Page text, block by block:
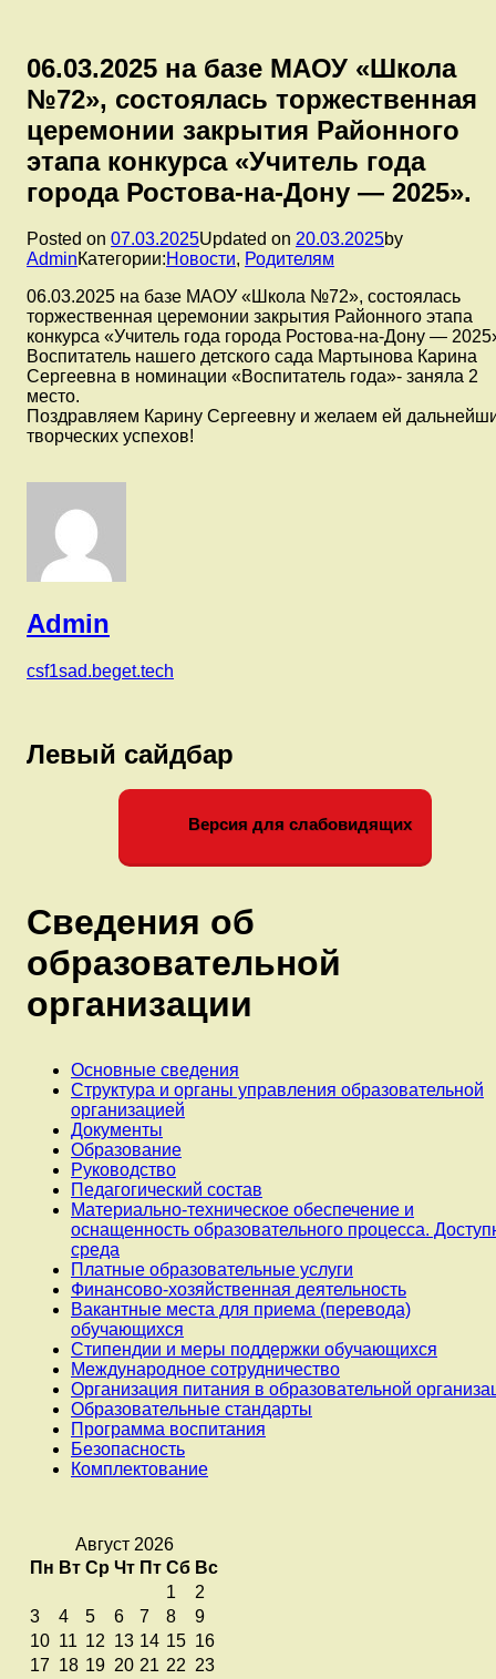
06.03.2025 на базе МАОУ «Школа
№72», состоялась торжественная
церемонии закрытия Районного
этапа конкурса «Учитель года
города Ростова-на-Дону — 2025».
Posted on 07.03.2025Updated on 20.03.2025by
AdminКатегории:Новости, Родителям
06.03.2025 на базе МАОУ «Школа №72», состоялась
торжественная церемонии закрытия Районного этапа
конкурса «Учитель года города Ростова-на-Дону —
Воспитатель нашего детского сада Мартынова Карина
Сергеевна в номинации «Воспитатель года»- заняла 2
место.
Поздравляем Карину Сергеевну и желаем ей
творческих успехов!
Admin
csf1sad.beget.tech
Левый сайдбар
Версия для слабовидящих
Сведения об
образовательной
организации
Основные сведения
Структура и органы управления образовательной
организацией
Документы
Образование
Руководство
Педагогический состав
Материально-техническое обеспечение и
оснащенность образовательного процесса.
среда
Платные образовательные услуги
Финансово-хозяйственная деятельность
Вакантные места для приема (перевода)
обучающихся
Стипендии и меры поддержки обучающихся
Международное сотрудничество
Организация питания в образовательной
Образовательные стандарты
Программа воспитания
Безопасность
Комплектование
Август 2026
Пн Вт Ср Чт Пт Сб Вс
1
2
3
4 5 6 7 8
9
10 11 12 13 14 15 16
17 18 19 20 21 22 23